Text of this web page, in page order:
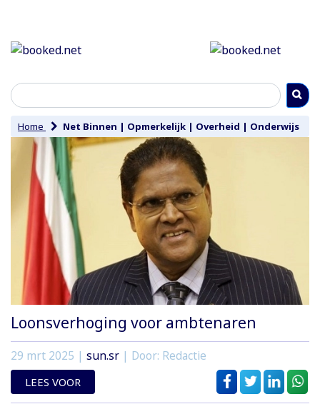
Home Net Binnen | Opmerkelijk | Overheid | Onderwijs
Loonsverhoging voor ambtenaren
29 mrt 2025 | sun.sr | Door: Redactie
LEES VOOR